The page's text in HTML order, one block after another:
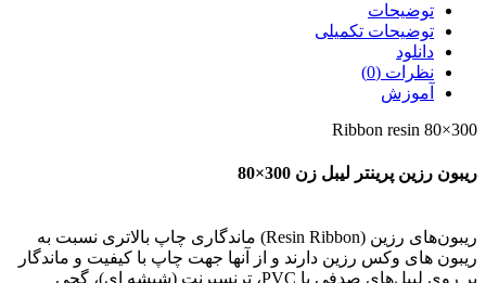
توضیحات
توضیحات تکمیلی
دانلود
نظرات (0)
آموزش
Ribbon resin 80×300
ریبون رزین پرینتر لیبل زن 300×80
ریبون‌های رزین (Resin Ribbon) ماندگاری چاپ بالاتری نسبت به
ریبون های وکس رزین دارند و از آنها جهت چاپ با کیفیت و ماندگار
بر روی لیبل‌های صدفی یا PVC، ترنسپرنت (شیشه ای)، گچی